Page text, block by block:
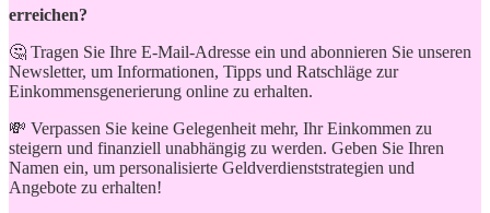
erreichen?
🤔 Tragen Sie Ihre E-Mail-Adresse ein und abonnieren Sie unseren
Newsletter, um Informationen, Tipps und Ratschläge zur
Einkommensgenerierung online zu erhalten.
💸 Verpassen Sie keine Gelegenheit mehr, Ihr Einkommen zu
steigern und finanziell unabhängig zu werden. Geben Sie Ihren
Namen ein, um personalisierte Geldverdienststrategien und
Angebote zu erhalten!